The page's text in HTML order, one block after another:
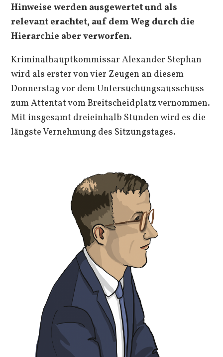
Hinweise werden ausgewertet und als
relevant erachtet, auf dem Weg durch die
Hierarchie aber verworfen.
Kriminalhauptkommissar Alexander Stephan
wird als erster von vier Zeugen an diesem
Donnerstag vor dem Untersuchungsausschuss
zum Attentat vom Breitscheidplatz vernommen.
Mit insgesamt dreieinhalb Stunden wird es die
längste Vernehmung des Sitzungstages.